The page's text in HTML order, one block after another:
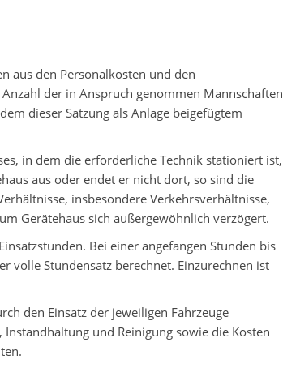
aus den Personalkosten und den
der in Anspruch genommen Mannschaften
dieser Satzung als Anlage beigefügtem
in dem die erforderliche Technik stationiert ist,
aus oder endet er nicht dort, so sind die
insbesondere Verkehrsverhältnisse,
Gerätehaus sich außergewöhnlich verzögert.
Bei einer angefangen Stunden bis
volle Stundensatz berechnet. Einzurechnen ist
den Einsatz der jeweiligen Fahrzeuge
und Reinigung sowie die Kosten